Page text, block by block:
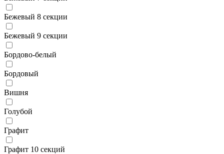
Бежевый 8 секции
Бежевый 9 секции
Бордово-белый
Бордовый
Вишня
Голубой
Графит
Графит 10 секций